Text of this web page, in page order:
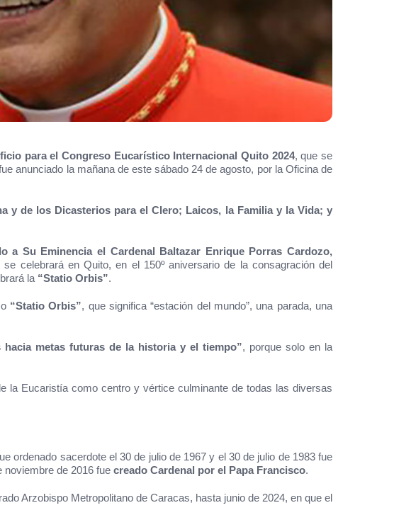
para el Congreso Eucarístico Internacional Quito 2024, que se
anunciado la mañana de este sábado 24 de agosto, por la Oficina de
y de los Dicasterios para el Clero; Laicos, la Familia y la Vida; y
a Su Eminencia el Cardenal Baltazar Enrique Porras Cardozo,
se celebrará en Quito, en el 150º aniversario de la consagración del
la “Statio Orbis”.
o “Statio Orbis”, que significa “estación del mundo”, una parada, una
metas futuras de la historia y el tiempo”, porque solo en la
la Eucaristía como centro y vértice culminante de todas las diversas
ordenado sacerdote el 30 de julio de 1967 y el 30 de julio de 1983 fue
noviembre de 2016 fue creado Cardenal por el Papa Francisco.
Arzobispo Metropolitano de Caracas, hasta junio de 2024, en que el